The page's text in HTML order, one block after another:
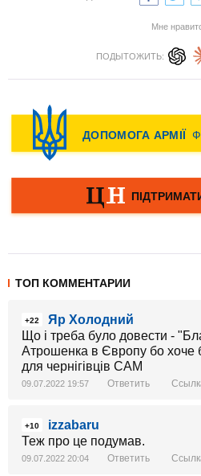
Мне
ПОДЫТОЖИТЬ:
ТОП КОММЕНТАРИИ
+22
Яр Холодний
Що і треба було довести -
Атрошенка в Європу бо хоче
для чернігівців САМ
09.07.2022 19:57 Ответить
+10
izzabaru
Теж про це подумав.
09.07.2022 20:04 Ответить